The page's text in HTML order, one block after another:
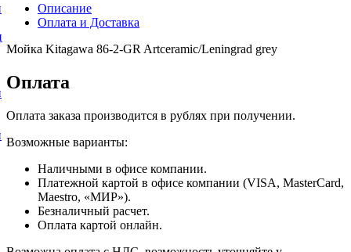
Описание
Оплата и Доставка
Мойка Kitagawa 86-2-GR Artceramic/Leningrad grey
Оплата
Оплата заказа производится в рублях при получении.
Возможные варианты:
Наличными в офисе компании.
Платежной картой в офисе компании (VISA, MasterCard,
Maestro, «МИР»).
Безналичный расчет.
Оплата картой онлайн.